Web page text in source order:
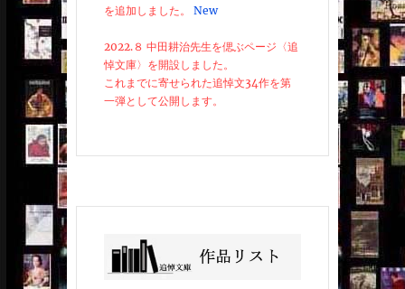
を追加しました。
New
2022.８ 中田耕治先生を偲ぶページ〈追
悼文庫〉を開設しました。
これまでに寄せられた追悼文34作を第
一弾として公開します。